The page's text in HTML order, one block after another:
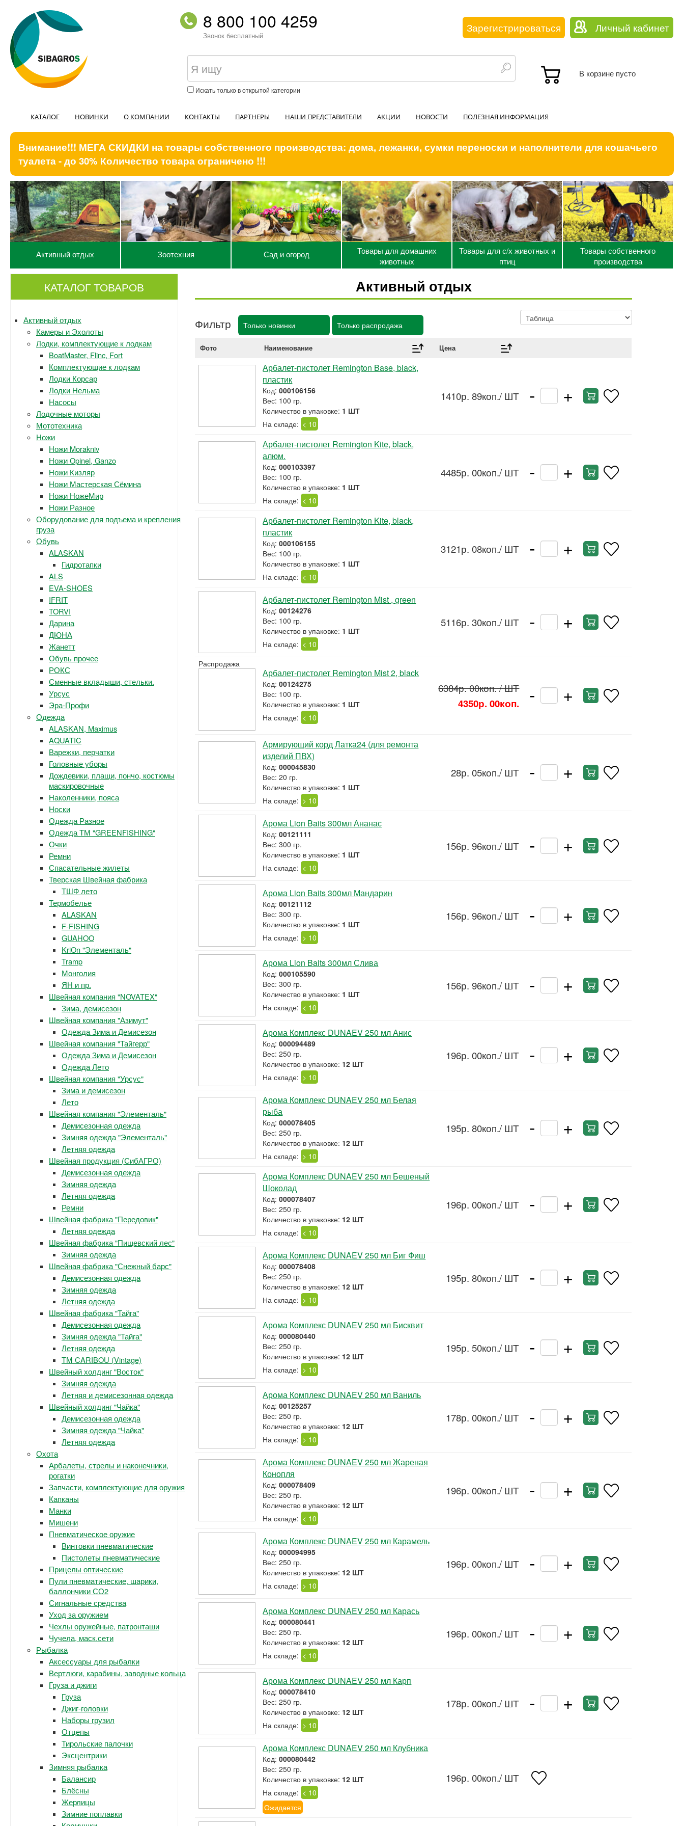
8 800 100 4259
Звонок бесплатный
Зарегистрироваться Личный кабинет
Искать только в открытой категории
В корзине пусто
КАТАЛОГ НОВИНКИ О КОМПАНИИ КОНТАКТЫ ПАРТНЕРЫ НАШИ ПРЕДСТАВИТЕЛИ АКЦИИ НОВОСТИ ПОЛЕЗНАЯ ИНФОРМАЦИЯ
Внимание!!! МЕГА СКИДКИ на товары собственного производства: дома, лежанки, сумки переноски и наполнители для кошачьего
туалета - до 30% Количество товара ограничено !!!
Активный отдых Зоотехния Сад и огород
Товары для домашних
животных
Товары для с/х животных и
птиц
Товары собственного
производства
КАТАЛОГ ТОВАРОВ
Активный отдых
Камеры и Эхолоты
Лодки, комплектующие к лодкам
BoatMaster, Flinc, Fort
Комплектующие к лодкам
Лодки Корсар
Лодки Нельма
Насосы
Лодочные моторы
Мототехника
Ножи
Ножи Morakniv
Ножи Opinel, Ganzo
Ножи Кизляр
Ножи Мастерская Сёмина
Ножи НожеМир
Ножи Разное
Оборудование для подъема и крепления
груза
Обувь
ALASKAN
Гидротапки
ALS
EVA-SHOES
IFRIT
TORVI
Дарина
ДЮНА
Жанетт
Обувь прочее
РОКС
Сменные вкладыши, стельки.
Урсус
Эра-Профи
Одежда
ALASKAN, Maximus
AQUATIC
Варежки, перчатки
Головные уборы
Дождевики, плащи, пончо, костюмы
маскировочные
Наколенники, пояса
Носки
Одежда Разное
Одежда ТМ "GREENFISHING"
Очки
Ремни
Спасательные жилеты
Тверская Швейная фабрика
ТШФ лето
Термобелье
ALASKAN
F-FISHING
GUAHOO
KriOn "Элементаль"
Tramp
Монголия
ЯН и пр.
Швейная компания "NOVATEX"
Зима, демисезон
Швейная компания "Азимут"
Одежда Зима и Демисезон
Швейная компания "Тайгерр"
Одежда Зима и Демисезон
Одежда Лето
Швейная компания "Урсус"
Зима и демисезон
Лето
Швейная компания "Элементаль"
Демисезонная одежда
Зимняя одежда "Элементаль"
Летняя одежда
Швейная продукция (СибАГРО)
Демисезонная одежда
Зимняя одежда
Летняя одежда
Ремни
Швейная фабрика "Передовик"
Летняя одежда
Швейная фабрика "Пищевский лес"
Зимняя одежда
Швейная фабрика "Снежный барс"
Демисезонная одежда
Зимняя одежда
Летняя одежда
Швейная фабрика "Тайга"
Демисезонная одежда
Зимняя одежда "Тайга"
Летняя одежда
ТМ CARIBOU (Vintage)
Швейный холдинг "Восток"
Зимняя одежда
Летняя и демисезонная одежда
Швейный холдинг "Чайка"
Демисезонная одежда
Зимняя одежда "Чайка"
Летняя одежда
Охота
Арбалеты, стрелы и наконечники,
рогатки
Запчасти, комплектующие для оружия
Капканы
Манки
Мишени
Пневматическое оружие
Винтовки пневматические
Пистолеты пневматические
Прицелы оптические
Пули пневматические, шарики,
баллончики СО2
Сигнальные средства
Уход за оружием
Чехлы оружейные, патронташи
Чучела, маск.сети
Рыбалка
Аксессуары для рыбалки
Вертлюги, карабины, заводные кольца
Груза и джиги
Груза
Джиг-головки
Наборы грузил
Отцепы
Тирольские палочки
Эксцентрики
Зимняя рыбалка
Балансир
Блёсны
Жерлицы
Зимние поплавки
Активный отдых
Фильтр Только новинки Только распродажа
Фото Наименование Цена
Арбалет-пистолет Remington Base, black,
пластик
Код:000106156
Вес: 100 гр.
Количество в упаковке: 1 ШТ
На складе: < 10
1410р. 89коп./ ШТ - +
Арбалет-пистолет Remington Kite, black,
алюм.
Код:000103397
Вес: 100 гр.
Количество в упаковке: 1 ШТ
На складе: < 10
4485р. 00коп./ ШТ - +
Арбалет-пистолет Remington Kite, black,
пластик
Код:000106155
Вес: 100 гр.
Количество в упаковке: 1 ШТ
На складе: < 10
3121р. 08коп./ ШТ - +
Арбалет-пистолет Remington Mist , green
Код:00124276
Вес: 100 гр.
Количество в упаковке: 1 ШТ
На складе: < 10
5116р. 30коп./ ШТ - +
Распродажа
Арбалет-пистолет Remington Mist 2, black
Код:00124275
Вес: 100 гр.
Количество в упаковке: 1 ШТ
На складе: < 10
6384р. 00коп./ ШТ
4350р. 00коп. - +
Армирующий корд Латка24 (для ремонта
изделий ПВХ)
Код:000045830
Вес: 20 гр.
Количество в упаковке: 1 ШТ
На складе: > 10
28р. 05коп./ ШТ - +
Арома Lion Baits 300мл Ананас
Код:00121111
Вес: 300 гр.
Количество в упаковке: 1 ШТ
На складе: < 10
156р. 96коп./ ШТ - +
Арома Lion Baits 300мл Мандарин
Код:00121112
Вес: 300 гр.
Количество в упаковке: 1 ШТ
На складе: > 10
156р. 96коп./ ШТ - +
Арома Lion Baits 300мл Слива
Код:000105590
Вес: 300 гр.
Количество в упаковке: 1 ШТ
На складе: < 10
156р. 96коп./ ШТ - +
Арома Комплекс DUNAEV 250 мл Анис
Код:000094489
Вес: 250 гр.
Количество в упаковке: 12 ШТ
На складе: > 10
196р. 00коп./ ШТ - +
Арома Комплекс DUNAEV 250 мл Белая
рыба
Код:000078405
Вес: 250 гр.
Количество в упаковке: 12 ШТ
На складе: > 10
195р. 80коп./ ШТ - +
Арома Комплекс DUNAEV 250 мл Бешеный
Шоколад
Код:000078407
Вес: 250 гр.
Количество в упаковке: 12 ШТ
На складе: < 10
196р. 00коп./ ШТ - +
Арома Комплекс DUNAEV 250 мл Биг Фиш
Код:000078408
Вес: 250 гр.
Количество в упаковке: 12 ШТ
На складе: > 10
195р. 80коп./ ШТ - +
Арома Комплекс DUNAEV 250 мл Бисквит
Код:000080440
Вес: 250 гр.
Количество в упаковке: 12 ШТ
На складе: > 10
195р. 50коп./ ШТ - +
Арома Комплекс DUNAEV 250 мл Ваниль
Код:00125257
Вес: 250 гр.
Количество в упаковке: 12 ШТ
На складе: > 10
178р. 00коп./ ШТ - +
Арома Комплекс DUNAEV 250 мл Жареная
Конопля
Код:000078409
Вес: 250 гр.
Количество в упаковке: 12 ШТ
На складе: < 10
196р. 00коп./ ШТ - +
Арома Комплекс DUNAEV 250 мл Карамель
Код:000094995
Вес: 250 гр.
Количество в упаковке: 12 ШТ
На складе: > 10
196р. 00коп./ ШТ - +
Арома Комплекс DUNAEV 250 мл Карась
Код:000080441
Вес: 250 гр.
Количество в упаковке: 12 ШТ
На складе: < 10
196р. 00коп./ ШТ - +
Арома Комплекс DUNAEV 250 мл Карп
Код:000078410
Вес: 250 гр.
Количество в упаковке: 12 ШТ
На складе: > 10
178р. 00коп./ ШТ - +
Арома Комплекс DUNAEV 250 мл Клубника
Код:000080442
Вес: 250 гр.
Количество в упаковке: 12 ШТ
На складе: < 10
Ожидается
196р. 00коп./ ШТ